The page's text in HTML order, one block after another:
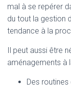
mal à se repérer
du tout la gestion
tendance à la
Il peut aussi être
aménagements à
Des